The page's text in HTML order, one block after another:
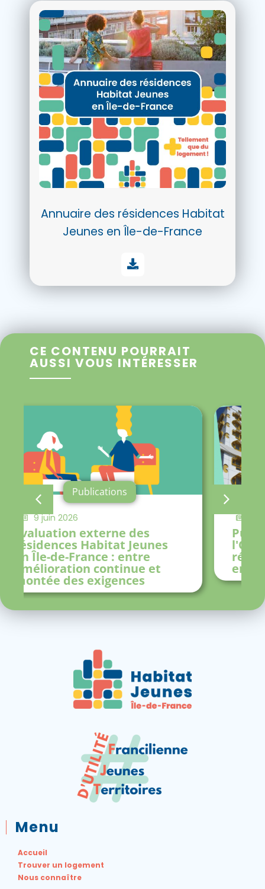
Annuaire des résidences Habitat
Jeunes en Île-de-France
CE CONTENU POURRAIT
AUSSI VOUS INTÉRESSER
Publications
18 février 2025
Publication de
l'Observatoire des
résidences Habitat Jeunes
en Île-de-France
Menu
Accueil
Trouver un logement
Nous connaître